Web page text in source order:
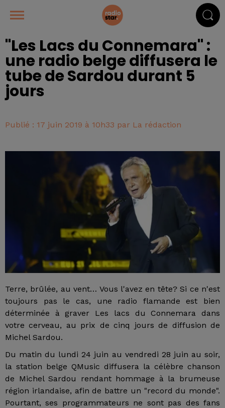
"Les Lacs du Connemara" :
une radio belge diffusera le
tube de Sardou durant 5
jours
Publié : 17 juin 2019 à 10h33 par La rédaction
Terre, brûlée, au vent… Vous l'avez en tête? Si ce n'est
toujours pas le cas, une radio flamande est bien
déterminée à graver Les lacs du Connemara dans
votre cerveau, au prix de cinq jours de diffusion de
Michel Sardou.
Du matin du lundi 24 juin au vendredi 28 juin au soir,
la station belge QMusic diffusera la célèbre chanson
de Michel Sardou rendant hommage à la brumeuse
région irlandaise, afin de battre un "record du monde".
Pourtant, ses programmateurs ne sont pas des fans